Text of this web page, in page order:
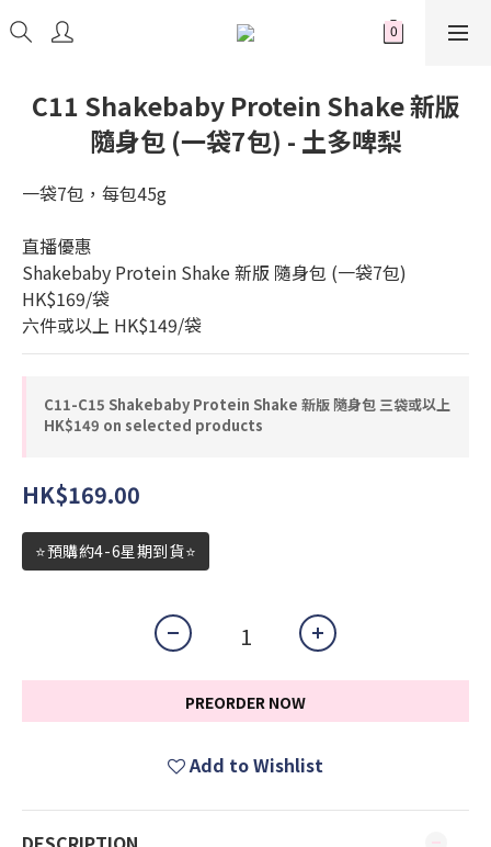
C11 Shakebaby Protein Shake 新版
隨身包 (一袋7包) - 土多啤梨
一袋7包，每包45g
直播優惠
Shakebaby Protein Shake 新版 隨身包 (一袋7包)
HK$169/袋
六件或以上 HK$149/袋
C11-C15 Shakebaby Protein Shake 新版 隨身包 三袋或以上
HK$149 on selected products
HK$169.00
⭐預購約4-6星期到貨⭐
PREORDER NOW
Add to Wishlist